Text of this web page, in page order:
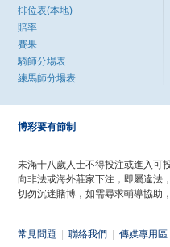
排位表(本地)
賠率
賽果
騎師分場表
練馬師分場表
博彩要有節制
未滿十八歲人士不得投注或進入可
向非法或海外莊家下注，即屬違法
切勿沉迷賭博，如需尋求輔導協助
常見問題 聯絡我們 傳媒專用區